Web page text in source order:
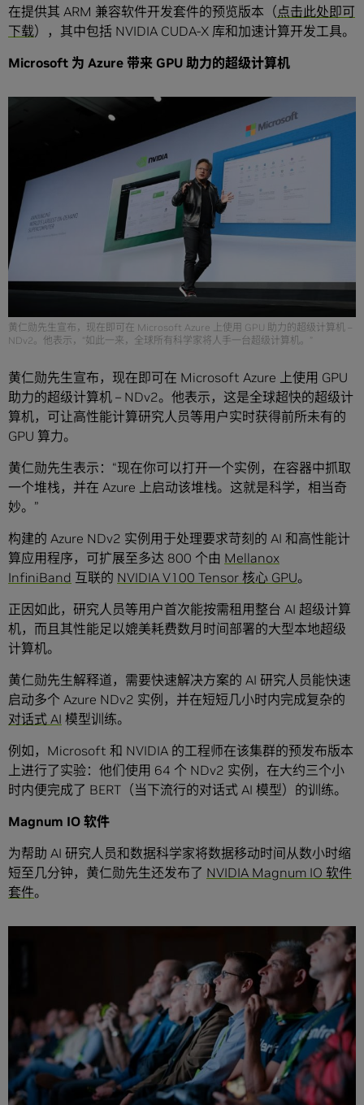
在提供其 ARM 兼容软件开发套件的预览版本（点击此处即可
下载），其中包括 NVIDIA CUDA-X 库和加速计算开发工具。
Microsoft 为 Azure 带来 GPU 助力的超级计算机
黄仁勋先生宣布，现在即可在 Microsoft Azure 上使用 GPU 助力的超级计算机 –
NDv2。他表示，“如此一来，全球所有科学家将人手一台超级计算机。”
黄仁勋先生宣布，现在即可在 Microsoft Azure 上使用 GPU
助力的超级计算机 – NDv2。他表示，这是全球超快的超级计
算机，可让高性能计算研究人员等用户实时获得前所未有的
GPU 算力。
黄仁勋先生表示：“现在你可以打开一个实例，在容器中抓取
一个堆栈，并在 Azure 上启动该堆栈。这就是科学，相当奇
妙。”
构建的 Azure NDv2 实例用于处理要求苛刻的 AI 和高性能计
算应用程序，可扩展至多达 800 个由 Mellanox
InfiniBand 互联的 NVIDIA V100 Tensor 核心 GPU。
正因如此，研究人员等用户首次能按需租用整台 AI 超级计算
机，而且其性能足以媲美耗费数月时间部署的大型本地超级
计算机。
黄仁勋先生解释道，需要快速解决方案的 AI 研究人员能快速
启动多个 Azure NDv2 实例，并在短短几小时内完成复杂的
对话式 AI 模型训练。
例如，Microsoft 和 NVIDIA 的工程师在该集群的预发布版本
上进行了实验：他们使用 64 个 NDv2 实例，在大约三个小
时内便完成了 BERT（当下流行的对话式 AI 模型）的训练。
Magnum IO 软件
为帮助 AI 研究人员和数据科学家将数据移动时间从数小时缩
短至几分钟，黄仁勋先生还发布了 NVIDIA Magnum IO 软件
套件。